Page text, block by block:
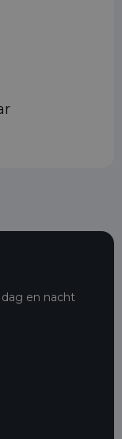
en nacht